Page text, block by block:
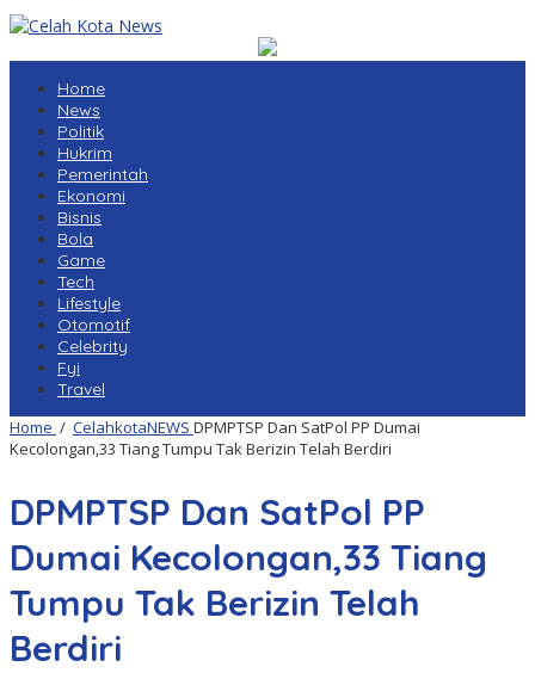
Home
News
Politik
Hukrim
Pemerintah
Ekonomi
Bisnis
Bola
Game
Tech
Lifestyle
Otomotif
Celebrity
Fyi
Travel
Home / CelahkotaNEWS DPMPTSP Dan SatPol PP Dumai
Kecolongan,33 Tiang Tumpu Tak Berizin Telah Berdiri
DPMPTSP Dan SatPol PP
Dumai Kecolongan,33 Tiang
Tumpu Tak Berizin Telah
Berdiri